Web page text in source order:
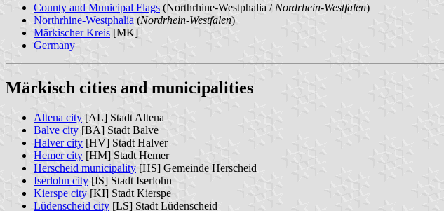
County and Municipal Flags (Northrhine-Westphalia / Nordrhein-Westfalen)
Northrhine-Westphalia (Nordrhein-Westfalen)
Märkischer Kreis [MK]
Germany
Märkisch cities and municipalities
Altena city [AL] Stadt Altena
Balve city [BA] Stadt Balve
Halver city [HV] Stadt Halver
Hemer city [HM] Stadt Hemer
Herscheid municipality [HS] Gemeinde Herscheid
Iserlohn city [IS] Stadt Iserlohn
Kierspe city [KI] Stadt Kierspe
Lüdenscheid city [LS] Stadt Lüdenscheid